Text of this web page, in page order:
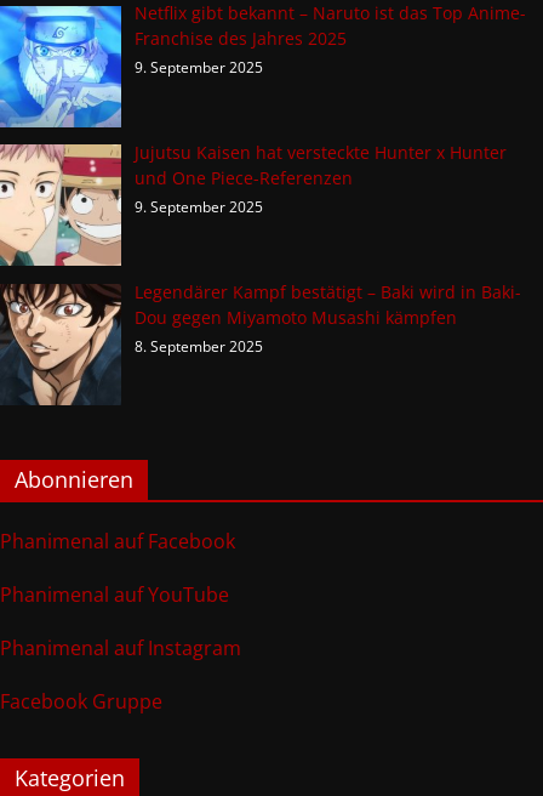
Netflix gibt bekannt – Naruto ist das Top Anime-
Franchise des Jahres 2025
9. September 2025
Jujutsu Kaisen hat versteckte Hunter x Hunter
und One Piece-Referenzen
9. September 2025
Legendärer Kampf bestätigt – Baki wird in Baki-
Dou gegen Miyamoto Musashi kämpfen
8. September 2025
Abonnieren
Phanimenal auf Facebook
Phanimenal auf YouTube
Phanimenal auf Instagram
Facebook Gruppe
Kategorien